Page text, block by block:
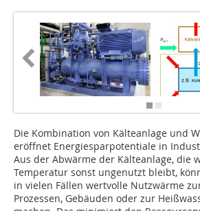
Die Kombination von Kälteanlage und
eröffnet Energiesparpotentiale in
Aus der Abwärme der Kälteanlage, die
Temperatur sonst ungenutzt bleibt,
in vielen Fällen wertvolle Nutzwärme
Prozessen, Gebäuden oder zur